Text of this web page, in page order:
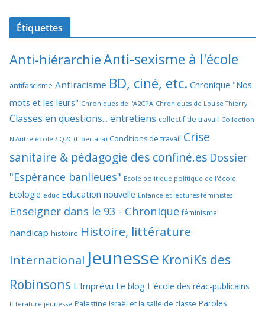
Étiquettes
Anti-hiérarchieAnti-sexisme à l'école
antifascisme Antiracisme BD, ciné, etc. Chronique "Nos
mots et les leurs" Chroniques de l'A2CPA Chroniques de Louise Thierry
Classes en questions... entretiens collectif de travail Collection
N'Autre école / Q2C (Libertalia) Conditions de travail Crise
sanitaire & pédagogie des confiné.es Dossier
"Espérance banlieues" Ecole politique politique de l'école
Ecologie educ Education nouvelle Enfance et lectures féministes
Enseigner dans le 93 - Chronique féminisme
handicap histoire Histoire, littérature
International Jeunesse KroniKs des
Robinsons L'Imprévu Le blog L'école des réac-publicains
littérature jeunesse Palestine Israël et la salle de classe Paroles